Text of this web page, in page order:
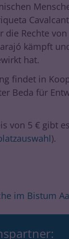
die Rechte
kämpft
hat.
findet in
Beda für
von 5 € gibt
).
im Bistum